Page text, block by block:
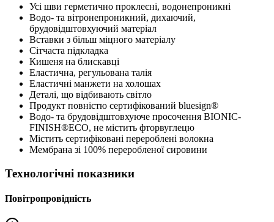
Усі шви герметично проклеєні, водонепроникні
Водо- та вітронепроникний, дихаючий,
брудовідштовхуючий матеріал
Вставки з більш міцного матеріалу
Сітчаста підкладка
Кишеня на блискавці
Еластична, регульована талія
Еластичні манжети на холошах
Деталі, що відбивають світло
Продукт повністю сертифікований bluesign®
Водо- та брудовідштовхуюче просочення BIONIC-
FINISH®ECO, не містить фторвуглецю
Містить сертифіковані перероблені волокна
Мембрана зі 100% переробленої сировини
Технологічні показники
Повітропровідність